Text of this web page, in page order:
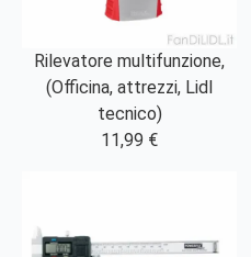
Rilevatore multifunzione,
(Officina, attrezzi, Lidl
tecnico)
11,99 €